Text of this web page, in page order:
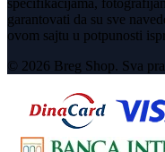
garantovati da su sve
ovom sajtu u potpunosti
© 2026 Breg Shop. Sva